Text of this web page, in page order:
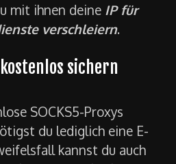
mit ihnen deine IP für
verschleiern.
sichern
SOCKS5-Proxys
du lediglich eine E-
kannst du auch